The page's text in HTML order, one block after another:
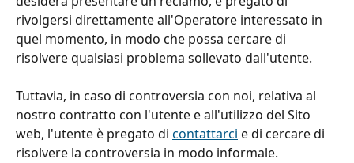
rivolgersi direttamente all'Operatore interessato in
quel momento, in modo che possa cercare di
risolvere qualsiasi problema sollevato dall'utente.
Tuttavia, in caso di controversia con noi, relativa al
nostro contratto con l'utente e all'utilizzo del Sito
web, l'utente è pregato di contattarci e di cercare di
risolvere la controversia in modo informale.